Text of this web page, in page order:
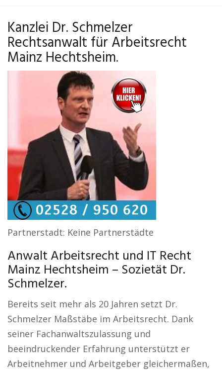
Kanzlei Dr. Schmelzer
Rechtsanwalt für Arbeitsrecht
Mainz Hechtsheim.
Partnerstadt: Keine Partnerstädte
Anwalt Arbeitsrecht und IT Recht
Mainz Hechtsheim – Sozietät Dr.
Schmelzer.
Bereits seit mehr als 20 Jahren setzt Dr.
Schmelzer Maßstäbe im Arbeitsrecht. Dank
seiner Fachanwaltszulassung und
beeindruckender Erfahrung unterstützt er
Arbeitnehmer und Arbeitgeber gleichermaßen,